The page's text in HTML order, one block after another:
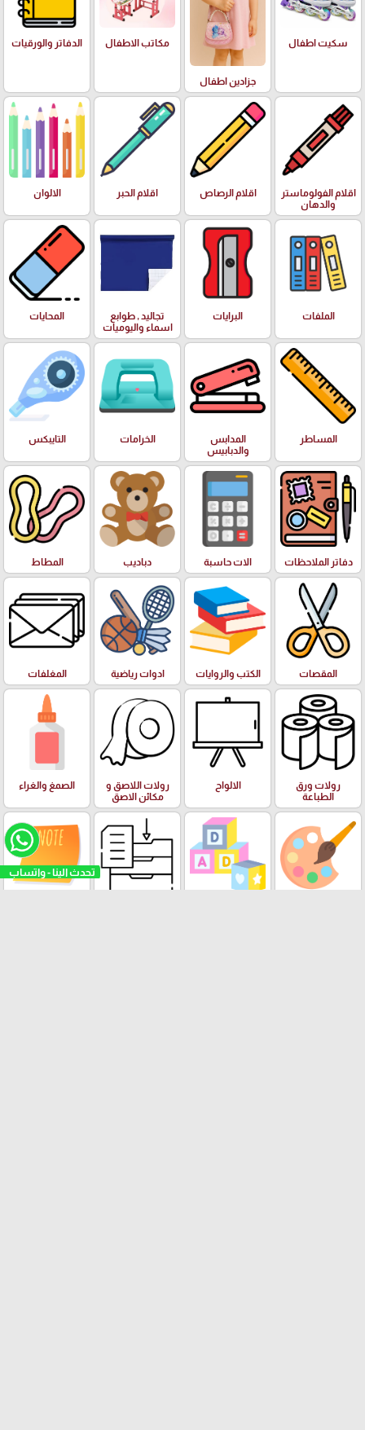
تحدث الينا - واتساب
سكيت اطفال
جزادين اطفال
مكاتب الاطفال الدفاتر والورقيات
اقلام الفولوماستر
والدهان
اقلام الرصاص اقلام الحبر الالوان
الملفات البرايات
تجاليد , طوابع
اسماء واليوميات
المحايات
المساطر
المدابس
والدبابيس
الخرامات التايبكس
دفاتر الملاحظات الات حاسبة دباديب المطاط
المقصات الكتب والروايات ادوات رياضية المغلفات
رولات ورق
الطباعة
الالواح
رولات اللاصق و
مكائن الاصق
الصمغ والغراء